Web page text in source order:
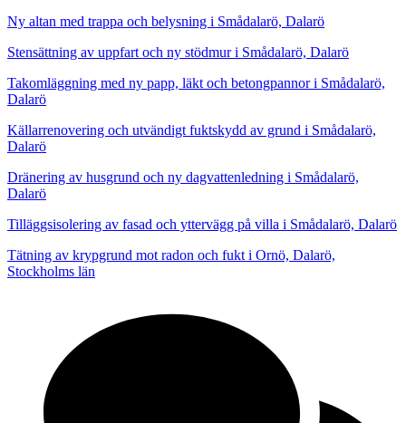
Ny altan med trappa och belysning i Smådalarö, Dalarö
Stensättning av uppfart och ny stödmur i Smådalarö, Dalarö
Takomläggning med ny papp, läkt och betongpannor i Smådalarö,
Dalarö
Källarrenovering och utvändigt fuktskydd av grund i Smådalarö,
Dalarö
Dränering av husgrund och ny dagvattenledning i Smådalarö,
Dalarö
Tilläggsisolering av fasad och yttervägg på villa i Smådalarö, Dalarö
Tätning av krypgrund mot radon och fukt i Ornö, Dalarö,
Stockholms län